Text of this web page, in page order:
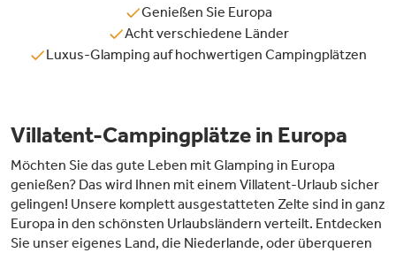
Genießen Sie Europa
Acht verschiedene Länder
Luxus-Glamping auf hochwertigen Campingplätzen
Villatent-Campingplätze in Europa
Möchten Sie das gute Leben mit Glamping in Europa
genießen? Das wird Ihnen mit einem Villatent-Urlaub sicher
gelingen! Unsere komplett ausgestatteten Zelte sind in ganz
Europa in den schönsten Urlaubsländern verteilt. Entdecken
Sie unser eigenes Land, die Niederlande, oder überqueren